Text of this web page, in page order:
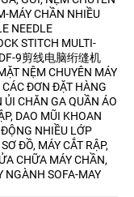
MÁY CHẦN NHIỀU
NEEDLE
STITCH MULTI-
9剪线电脑绗缝机
NỆM CHUYÊN MÁY
ĐƠN ĐẶT HÀNG
CHĂN GA QUẦN ÁO
DAO MŨI KHOAN
NHIỀU LỚP
ĐỒ, MÁY CẮT RẬP,
CHỮA MÁY CHẦN,
NGÀNH SOFA-MAY